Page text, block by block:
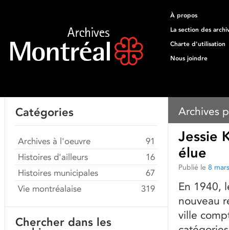
À propos
La section des
Charte d'utilisation
Nous joindre
Archives
Jessie
élue
Publié le 8
En 1940,
nouveau
ville
Catégories
Archives à l'oeuvre
91
Histoires d'ailleurs
16
Histoires municipales
67
Vie montréalaise
319
Chercher dans les